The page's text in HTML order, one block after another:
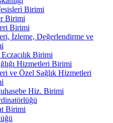
Birimi
Birimi
Birimi
İzleme, Değerlendirme ve
Birimi
Hizmetleri Birimi
ve Özel Sağlık Hizmetleri
Hiz. Birimi
Birimi